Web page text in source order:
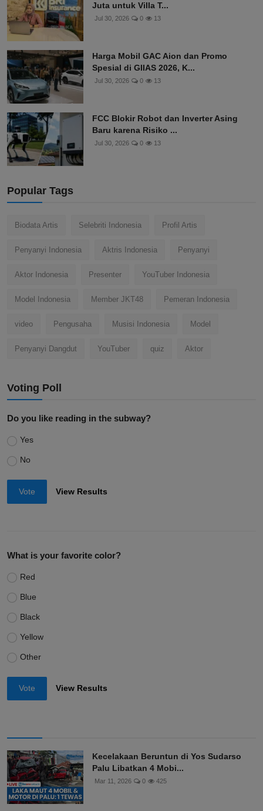
Juta untuk Villa T...
Jul 30, 2026 0 13
Harga Mobil GAC Aion dan Promo
Spesial di GIIAS 2026, K...
Jul 30, 2026 0 13
FCC Blokir Robot dan Inverter Asing
Baru karena Risiko ...
Jul 30, 2026 0 13
Popular Tags
Biodata Artis Selebriti Indonesia Profil Artis
Penyanyi Indonesia Aktris Indonesia Penyanyi
Aktor Indonesia Presenter YouTuber Indonesia
Model Indonesia Member JKT48 Pemeran Indonesia
video Pengusaha Musisi Indonesia Model
Penyanyi Dangdut YouTuber quiz Aktor
Voting Poll
Do you like reading in the subway?
Yes
No
Vote View Results
What is your favorite color?
Red
Blue
Black
Yellow
Other
Vote View Results
Kecelakaan Beruntun di Yos Sudarso
Palu Libatkan 4 Mobi...
Mar 11, 2026 0 425